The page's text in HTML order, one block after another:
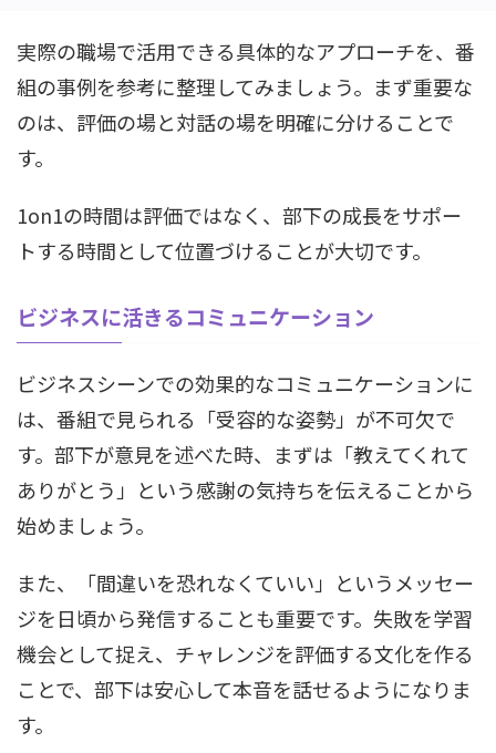
実際の職場で活用できる具体的なアプローチを、番
組の事例を参考に整理してみましょう。まず重要な
のは、評価の場と対話の場を明確に分けることで
す。
1on1の時間は評価ではなく、部下の成長をサポー
トする時間として位置づけることが大切です。
ビジネスに活きるコミュニケーション
ビジネスシーンでの効果的なコミュニケーションに
は、番組で見られる「受容的な姿勢」が不可欠で
す。部下が意見を述べた時、まずは「教えてくれて
ありがとう」という感謝の気持ちを伝えることから
始めましょう。
また、「間違いを恐れなくていい」というメッセー
ジを日頃から発信することも重要です。失敗を学習
機会として捉え、チャレンジを評価する文化を作る
ことで、部下は安心して本音を話せるようになりま
す。